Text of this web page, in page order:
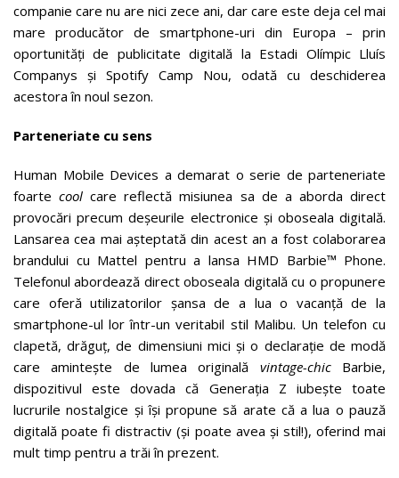
companie care nu are nici zece ani, dar care este deja cel mai
mare producător de smartphone-uri din Europa – prin
oportunități de publicitate digitală la Estadi Olímpic Lluís
Companys și Spotify Camp Nou, odată cu deschiderea
acestora în noul sezon.
Parteneriate cu sens
Human Mobile Devices a demarat o serie de parteneriate
foartecool care reflectă misiunea sa de a aborda direct
provocări precum deșeurile electronice și oboseala digitală.
Lansarea cea mai așteptată din acest an a fost colaborarea
brandului cu Mattel pentru a lansa HMD Barbie™ Phone.
Telefonul abordează direct oboseala digitală cu o propunere
care oferă utilizatorilor șansa de a lua o vacanță de la
smartphone-ul lor într-un veritabil stil Malibu. Un telefon cu
clapetă, drăguț, de dimensiuni mici și o declarație de modă
care amintește de lumea originală vintage-chicBarbie,
dispozitivul este dovada că Generația Z iubește toate
lucrurile nostalgice și își propune să arate că a lua o pauză
digitală poate fi distractiv (și poate avea și stil!), oferind mai
mult timp pentru a trăi în prezent.